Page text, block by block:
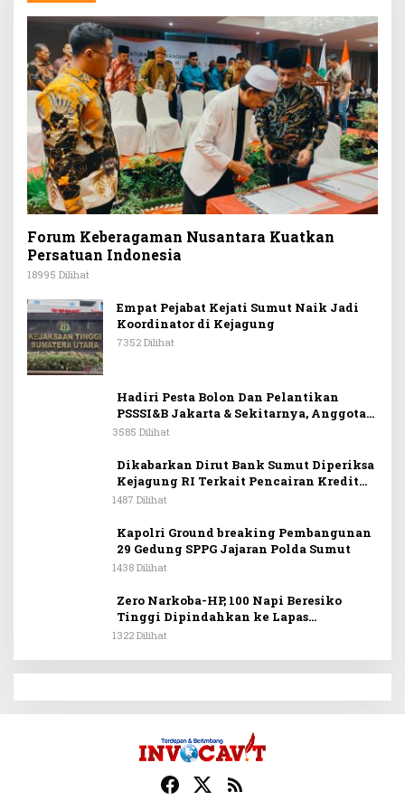
Forum Keberagaman Nusantara Kuatkan
Persatuan Indonesia
18995 Dilihat
Empat Pejabat Kejati Sumut Naik Jadi
Koordinator di Kejagung
7352 Dilihat
Hadiri Pesta Bolon Dan Pelantikan
PSSSI&B Jakarta & Sekitarnya, Anggota
DPR RI Kombes. Pol. (Purn). Dr. Maruli
Simanjuntak Dapat Berkontribusi
Membangun Bangsa
3585 Dilihat
Dikabarkan Dirut Bank Sumut Diperiksa
Kejagung RI Terkait Pencairan Kredit
PT Sritex
1487 Dilihat
Kapolri Ground breaking Pembangunan
29 Gedung SPPG Jajaran Polda Sumut
1438 Dilihat
Zero Narkoba-HP, 100 Napi Beresiko
Tinggi Dipindahkan ke Lapas
Nusakambangan
1322 Dilihat